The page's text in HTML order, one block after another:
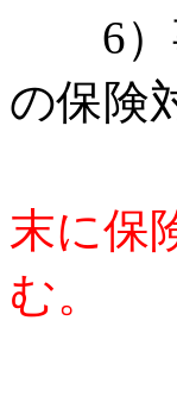
6）事
の保険
末に保
む。
＊